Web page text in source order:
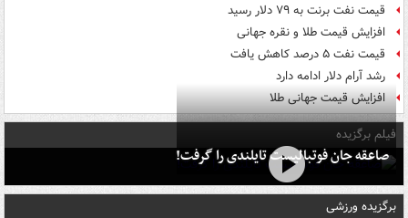
قیمت نفت برنت به ۷۹ دلار رسید
افزایش قیمت طلا و نقره جهانی
قیمت نفت ۵ درصد کاهش یافت
رشد آرام دلار ادامه دارد
افزایش قیمت جهانی طلا
فیلم برگزیده
صاعقه جان فوتبالیست تایلندی را گرفت!
برگزیده ورزشی